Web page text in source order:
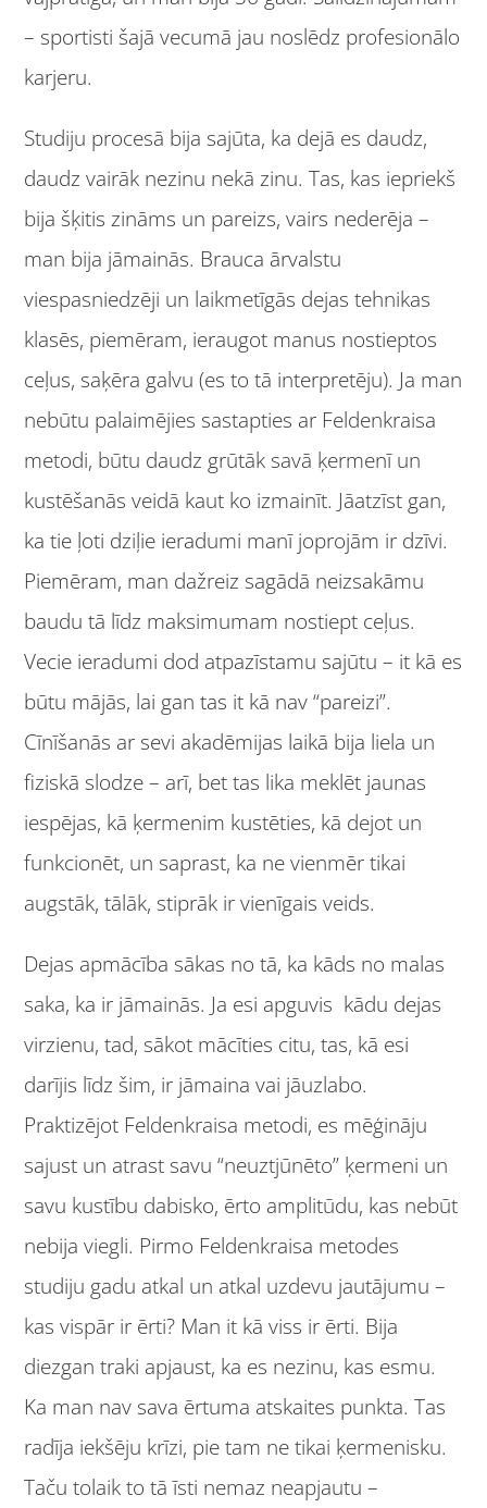
– sportisti šajā vecumā jau noslēdz profesionālo
karjeru.
Studiju procesā bija sajūta, ka dejā es daudz,
daudz vairāk nezinu nekā zinu. Tas, kas iepriekš
bija šķitis zināms un pareizs, vairs nederēja –
man bija jāmainās. Brauca ārvalstu
viespasniedzēji un laikmetīgās dejas tehnikas
klasēs, piemēram, ieraugot manus nostieptos
ceļus, saķēra galvu (es to tā interpretēju). Ja man
nebūtu palaimējies sastapties ar Feldenkraisa
metodi, būtu daudz grūtāk savā ķermenī un
kustēšanās veidā kaut ko izmainīt. Jāatzīst gan,
ka tie ļoti dziļie ieradumi manī joprojām ir dzīvi.
Piemēram, man dažreiz sagādā neizsakāmu
baudu tā līdz maksimumam nostiept ceļus.
Vecie ieradumi dod atpazīstamu sajūtu – it kā es
būtu mājās, lai gan tas it kā nav “pareizi”.
Cīnīšanās ar sevi akadēmijas laikā bija liela un
fiziskā slodze – arī, bet tas lika meklēt jaunas
iespējas, kā ķermenim kustēties, kā dejot un
funkcionēt, un saprast, ka ne vienmēr tikai
augstāk, tālāk, stiprāk ir vienīgais veids.
Dejas apmācība sākas no tā, ka kāds no malas
saka, ka ir jāmainās. Ja esi apguvis kādu dejas
virzienu, tad, sākot mācīties citu, tas, kā esi
darījis līdz šim, ir jāmaina vai jāuzlabo.
Praktizējot Feldenkraisa metodi, es mēģināju
sajust un atrast savu “neuztjūnēto” ķermeni un
savu kustību dabisko, ērto amplitūdu, kas nebūt
nebija viegli. Pirmo Feldenkraisa metodes
studiju gadu atkal un atkal uzdevu jautājumu –
kas vispār ir ērti? Man it kā viss ir ērti. Bija
diezgan traki apjaust, ka es nezinu, kas esmu.
Ka man nav sava ērtuma atskaites punkta. Tas
radīja iekšēju krīzi, pie tam ne tikai ķermenisku.
Taču tolaik to tā īsti nemaz neapjautu –